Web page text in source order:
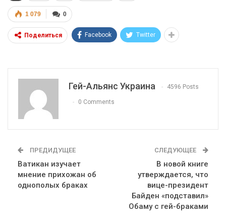
0
1 079
Поделиться Facebook Twitter
Гей-Альянс Украина 4596 Posts
0 Comments
ПРЕДИДУЩЕЕ
Ватикан изучает
мнение прихожан об
однополых браках
СЛЕДУЮЩЕЕ
В новой книге
утверждается, что
вице-президент
Байден «подставил»
Обаму с гей-браками